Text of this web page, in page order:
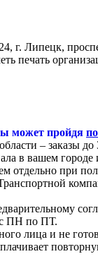
г. Липецк,
печать
может пройдя
– заказы до
в вашем городе
отдельно при
с ПН по ПТ.
лица и не